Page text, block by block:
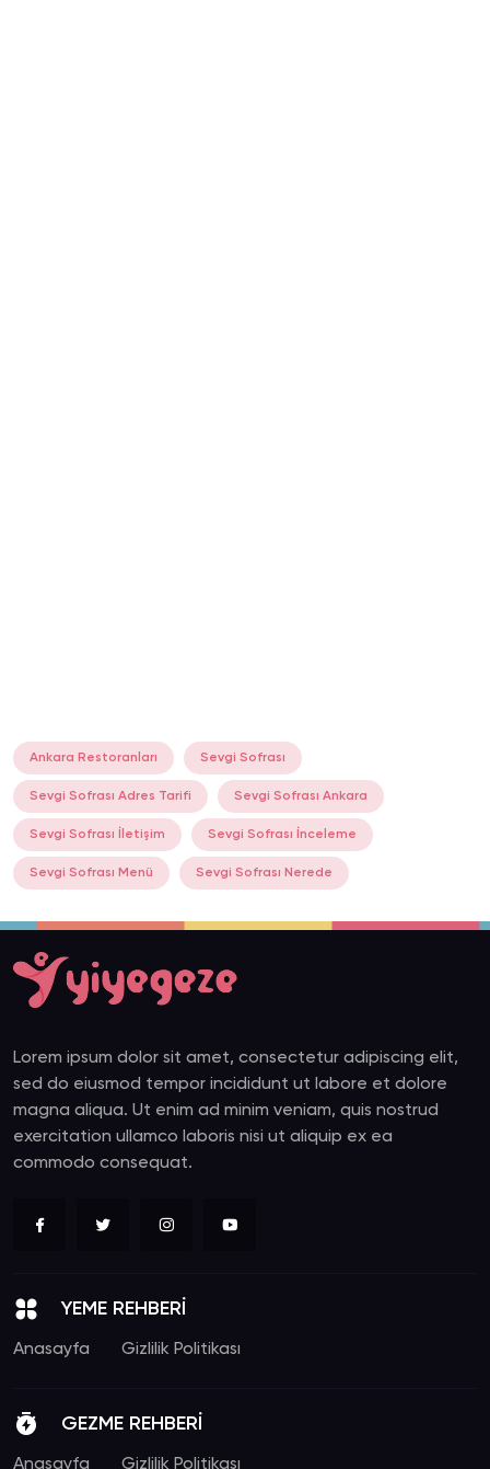
Ankara Restoranları Sevgi Sofrası
Sevgi Sofrası Adres Tarifi Sevgi Sofrası Ankara
Sevgi Sofrası İletişim Sevgi Sofrası İnceleme
Sevgi Sofrası Menü Sevgi Sofrası Nerede
Lorem ipsum dolor sit amet, consectetur adipiscing elit,
sed do eiusmod tempor incididunt ut labore et dolore
magna aliqua. Ut enim ad minim veniam, quis nostrud
exercitation ullamco laboris nisi ut aliquip ex ea
commodo consequat.
YEME REHBERİ
Anasayfa Gizlilik Politikası
GEZME REHBERİ
Anasayfa Gizlilik Politikası